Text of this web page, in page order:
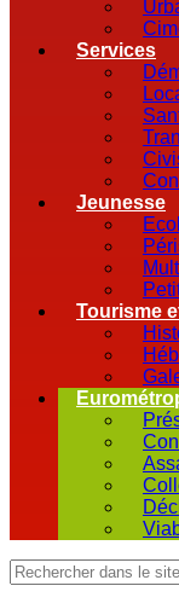
Services
Jeunesse
Tourisme